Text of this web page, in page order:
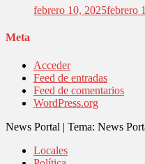
febrero 10, 2025febrero
Meta
Acceder
Feed de entradas
Feed de comentarios
WordPress.org
News Portal | Tema: News
Locales